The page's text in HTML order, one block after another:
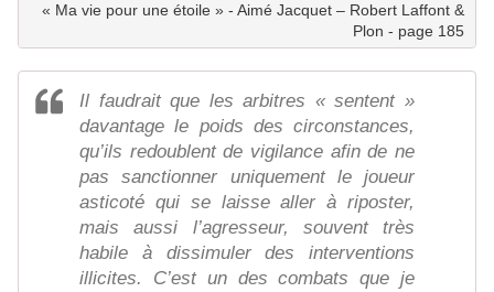
« Ma vie pour une étoile » - Aimé Jacquet – Robert Laffont &
Plon - page 185
Il faudrait que les arbitres « sentent »
davantage le poids des circonstances,
qu’ils redoublent de vigilance afin de ne
pas sanctionner uniquement le joueur
asticoté qui se laisse aller à riposter,
mais aussi l’agresseur, souvent très
habile à dissimuler des interventions
illicites. C’est un des combats que je